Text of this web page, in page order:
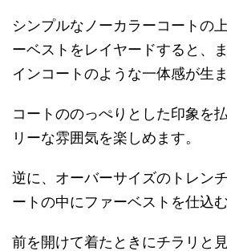
シンプルなノーカラーコートの
ーベストをレイヤードすると、
インコートのような一体感が生ま
コートののっぺりとした印象を
リーな雰囲気を楽しめます。
逆に、オーバーサイズのトレン
ートの中にファーベストを仕込
前を開けて着たときにチラリと